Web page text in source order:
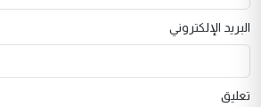
البريد الإلكتروني
تعليق